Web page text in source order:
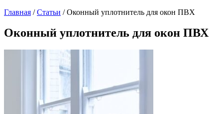
Главная /Статьи /Оконный уплотнитель для окон ПВХ
Оконный уплотнитель для окон ПВХ